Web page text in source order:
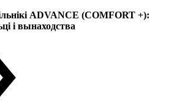
ADVANCE (COMFORT +):
і вынаходства